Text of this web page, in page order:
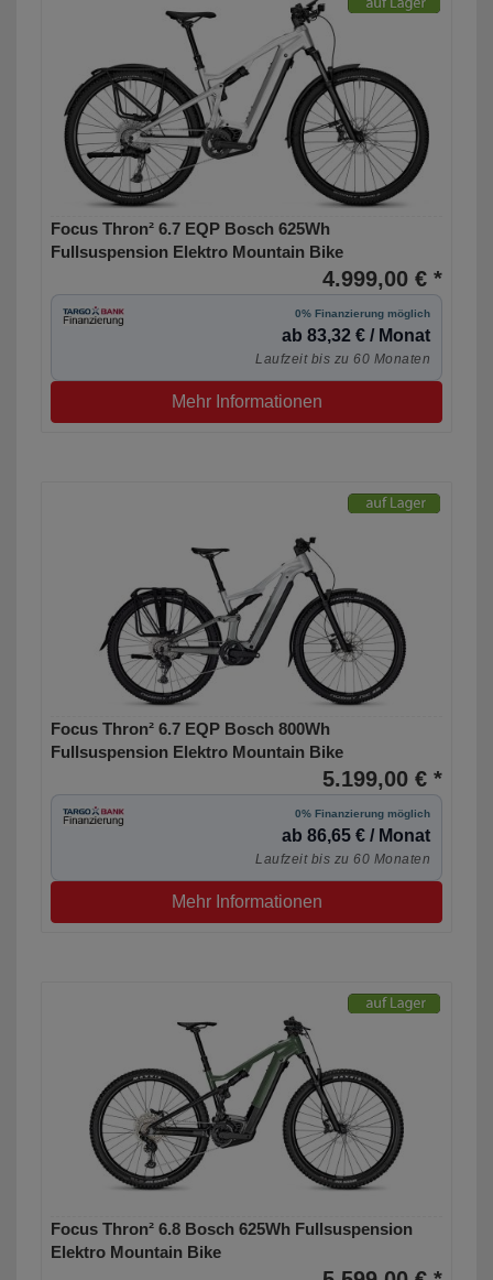
Focus Thron² 6.7 EQP Bosch 625Wh
Fullsuspension Elektro Mountain Bike
4.999,00 € *
0% Finanzierung möglich
ab 83,32 € / Monat
Laufzeit bis zu 60 Monaten
Mehr Informationen
Focus Thron² 6.7 EQP Bosch 800Wh
Fullsuspension Elektro Mountain Bike
5.199,00 € *
0% Finanzierung möglich
ab 86,65 € / Monat
Laufzeit bis zu 60 Monaten
Mehr Informationen
Focus Thron² 6.8 Bosch 625Wh Fullsuspension
Elektro Mountain Bike